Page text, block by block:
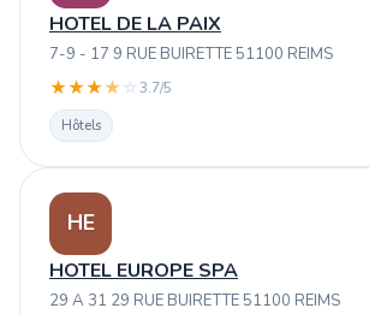
HOTEL DE LA PAIX
7-9 - 17 9 RUE BUIRETTE 51100 REIMS
★★★★ ☆3.7/5
Hôtels
HE
HOTEL EUROPE SPA
29 A 31 29 RUE BUIRETTE 51100 REIMS